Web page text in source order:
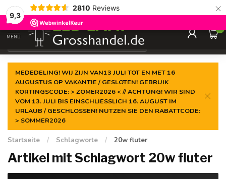
9,3
2810 Reviews ×
Garantiert derniedrigste Preis
MENU
0
MEDEDELING! WIJ ZIJN VAN13 JULI TOT EN MET 16
AUGUSTUS OP VAKANTIE / GESLOTEN! GEBRUIK
KORTINGSCODE: > ZOMER2026 < // ACHTUNG! WIR SIND
VOM 13. JULI BIS EINSCHLIESSLICH 16. AUGUST IM
URLAUB / GESCHLOSSEN! NUTZEN SIE DEN RABATTCODE:
> SOMMER2026
Startseite / Schlagworte / 20w fluter
Artikel mit Schlagwort 20w fluter